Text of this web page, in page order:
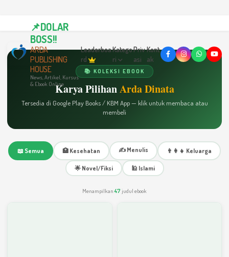
📌DOLAR
BOSS!!
ARDA
PUBLISHING
HOUSE
News, Artikel, Kursus
& Ebook Online
Leaderboa
rd
Katego
ri
Priv
asi
Kont
ak
📚 KOLEKSI EBOOK
Karya PilihanArda Dinata
Tersedia di Google Play Books / KBM App — klik untuk membaca atau
membeli
📖 Semua 🏥 Kesehatan ✍️ Menulis 👨‍👩‍👧 Keluarga
🌟 Novel/Fiksi 🕌 Islami
Menampilkan47 judul ebook